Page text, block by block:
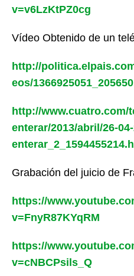
v=v6LzKtPZ0cg
Vídeo Obtenido de un
http://
eos/
http://www.cuatro.com/
enterar/2013/abril/26-
Grabación del juicio de
https://
v=FnyR87KYqRM
https://
v=cNBCPsils_Q